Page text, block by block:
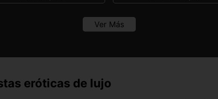
Las Palmas León capital
Lugo capital
Ver Más
eróticas de lujo